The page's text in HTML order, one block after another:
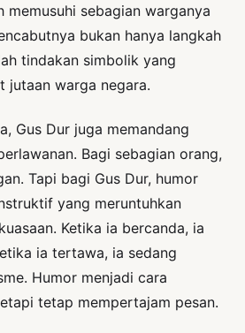
memusuhi sebagian warganya
bukan hanya langkah
tindakan simbolik yang
jutaan warga negara.
Gus Dur juga memandang
Bagi sebagian orang,
Tapi bagi Gus Dur, humor
yang meruntuhkan
Ketika ia bercanda, ia
ia tertawa, ia sedang
Humor menjadi cara
tetap mempertajam pesan.